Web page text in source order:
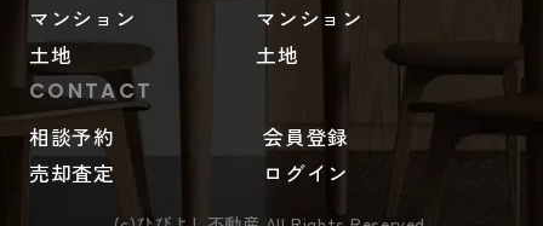
マンション
土地
マンション
土地
CONTACT
相談予約
会員登録
売却査定
ログイン